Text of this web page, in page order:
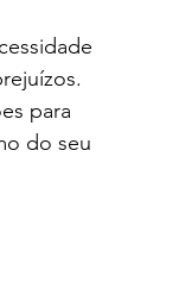
para
do seu